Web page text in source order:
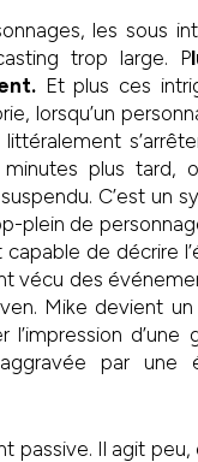
les sous
trop large. P
Et plus ces
lorsqu’un
plus tard,
C’est un
plein de
de décrire
vécu des
Mike devient
d’une
par une
passive. Il agit